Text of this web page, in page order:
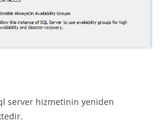
server hizmetinin yeniden